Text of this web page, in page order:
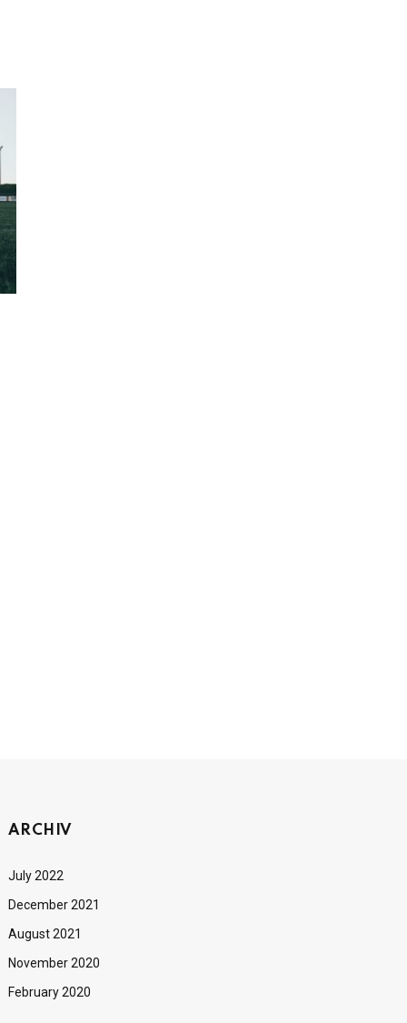
ARCHIV
July 2022
December 2021
August 2021
November 2020
February 2020